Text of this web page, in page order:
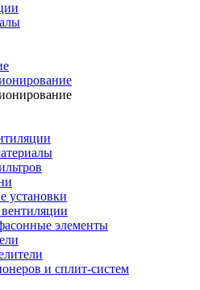
установки
элементы
и сплит-систем